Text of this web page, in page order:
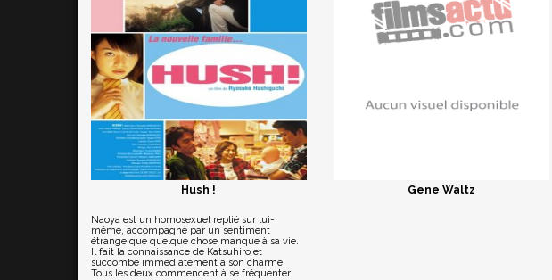
Hush !
Naoya est un homosexuel replié sur lui-
même, accompagné par un sentiment
étrange que quelque chose manque à sa vie.
Il fait la connaissance de Katsuhiro et
succombe immédiatement à son charme.
Tous les deux commencent à se fréquenter
Gene Waltz